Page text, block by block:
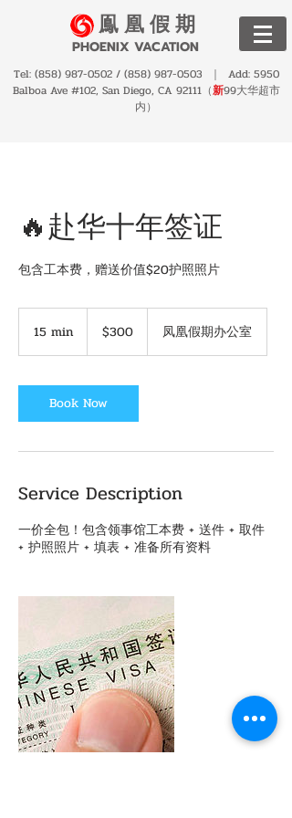
鳯 凰 假 期
PHOENIX VACATION
Tel: (858) 987-0502/ (858) 987-0503 ｜ Add: 5950
Balboa Ave #102, San Diego, CA 92111（新99大华超市
内）
🔥赴华十年签证
包含工本费，赠送价值$20护照照片
15 min1
i
n
dollars$300 凤凰假期办公室
Book Now
Service Description
一价全包！包含领事馆工本费 + 送件 + 取件
+ 护照照片 + 填表 + 准备所有资料